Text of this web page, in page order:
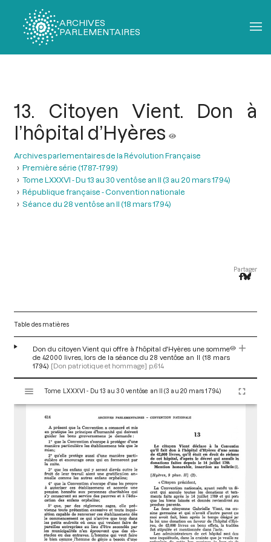
ARCHIVES
PARLEMENTAIRES
13. Citoyen Vient. Don à
l’hôpital d’Hyères
Archives parlementaires de la Révolution Française
Première série (1787-1799)
Tome LXXXVI - Du 13 au 30 ventôse an II (3 au 20 mars 1794)
République française - Convention nationale
Séance du 28 ventôse an II (18 mars 1794)
Partager
Table des matières
Don du citoyen Vient qui offre à l'hôpital d'Hyères une somme
de 42000 livres, lors de la séance du 28 ventôse an II (18 mars
1794) [Don patriotique et hommage] p.614
s
Tome LXXXVI - Du 13 au 30 ventôse an II (3 au 20 mars 1794)